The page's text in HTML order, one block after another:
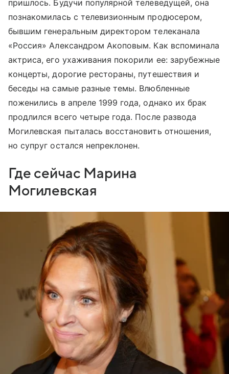
пришлось. Будучи популярной телеведущей, она
познакомилась с телевизионным продюсером,
бывшим генеральным директором телеканала
«Россия» Александром Акоповым. Как вспоминала
актриса, его ухаживания покорили ее: зарубежные
концерты, дорогие рестораны, путешествия и
беседы на самые разные темы. Влюбленные
поженились в апреле 1999 года, однако их брак
продлился всего четыре года. После развода
Могилевская пыталась восстановить отношения,
но супруг остался непреклонен.
Где сейчас Марина
Могилевская